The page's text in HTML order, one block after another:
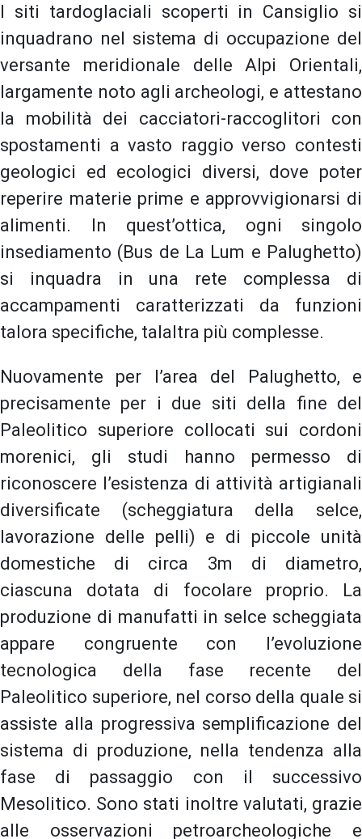
I siti tardoglaciali scoperti in Cansiglio si
inquadrano nel sistema di occupazione del
versante meridionale delle Alpi Orientali,
largamente noto agli archeologi, e attestano
la mobilità dei cacciatori-raccoglitori con
spostamenti a vasto raggio verso contesti
geologici ed ecologici diversi, dove poter
reperire materie prime e approvvigionarsi di
alimenti. In quest’ottica, ogni singolo
insediamento (Bus de La Lum e Palughetto)
si inquadra in una rete complessa di
accampamenti caratterizzati da funzioni
talora specifiche, talaltra più complesse.
Nuovamente per l’area del Palughetto, e
precisamente per i due siti della fine del
Paleolitico superiore collocati sui cordoni
morenici, gli studi hanno permesso di
riconoscere l’esistenza di attività artigianali
diversificate (scheggiatura della selce,
lavorazione delle pelli) e di piccole unità
domestiche di circa 3m di diametro,
ciascuna dotata di focolare proprio. La
produzione di manufatti in selce scheggiata
appare congruente con l’evoluzione
tecnologica della fase recente del
Paleolitico superiore, nel corso della quale si
assiste alla progressiva semplificazione del
sistema di produzione, nella tendenza alla
fase di passaggio con il successivo
Mesolitico. Sono stati inoltre valutati, grazie
alle osservazioni petroarcheologiche e